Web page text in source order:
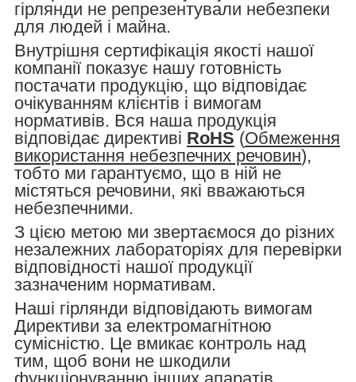
гірлянди не репрезентували небезпеки
для людей і майна.
Внутрішня сертифікація якості нашої
компанії показує нашу готовність
постачати продукцію, що відповідає
очікуванням клієнтів і вимогам
нормативів. Вся наша продукція
відповідає директиві RoHS (Обмеження
використання небезпечних речовин),
тобто ми гарантуємо, що в ній не
містяться речовини, які вважаються
небезпечними.
З цією метою ми звертаємося до різних
незалежних лабораторіях для перевірки
відповідності нашої продукції
зазначеним нормативам.
Наші гірлянди відповідають вимогам
Директиви за електромагнітною
сумісністю. Це вмикає контроль над
тим, щоб вони не шкодили